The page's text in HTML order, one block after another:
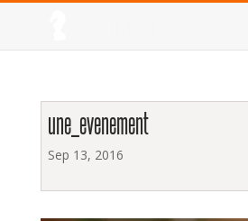
une_evenement
Sep 13, 2016